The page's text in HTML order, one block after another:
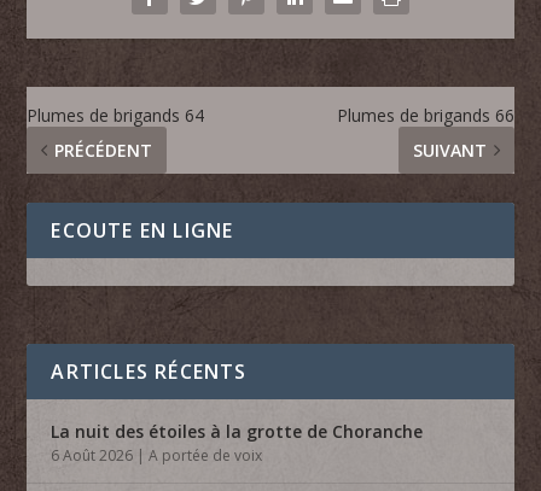
Plumes de brigands 64
PRÉCÉDENT
Plumes de brigands 66
SUIVANT
ECOUTE EN LIGNE
ARTICLES RÉCENTS
La nuit des étoiles à la grotte de Choranche
6 Août 2026 |A portée de voix